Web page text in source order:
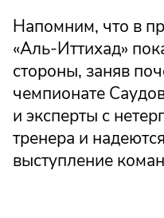
Напомним, что в
«Аль-Иттихад»
стороны, заняв
чемпионате
и эксперты с
тренера и
выступление